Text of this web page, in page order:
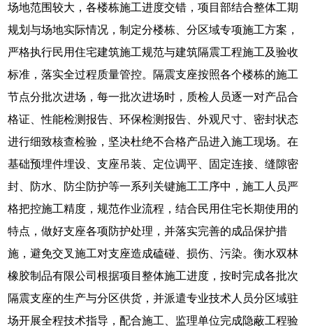
场地范围较大，各楼栋施工进度交错，项目部结合整体工期
规划与场地实际情况，制定分楼栋、分区域专项施工方案，
严格执行民用住宅建筑施工规范与建筑隔震工程施工及验收
标准，落实全过程质量管控。隔震支座按照各个楼栋的施工
节点分批次进场，每一批次进场时，质检人员逐一对产品合
格证、性能检测报告、环保检测报告、外观尺寸、密封状态
进行细致核查检验，坚决杜绝不合格产品进入施工现场。在
基础预埋件埋设、支座吊装、定位调平、固定连接、缝隙密
封、防水、防尘防护等一系列关键施工工序中，施工人员严
格把控施工精度，规范作业流程，结合民用住宅长期使用的
特点，做好支座各项防护处理，并落实完善的成品保护措
施，避免交叉施工对支座造成磕碰、损伤、污染。衡水双林
橡胶制品有限公司根据项目整体施工进度，按时完成各批次
隔震支座的生产与分区供货，并派遣专业技术人员分区域驻
场开展全程技术指导，配合施工、监理单位完成隐蔽工程验